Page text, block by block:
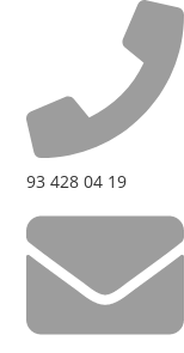
93 428 04 19